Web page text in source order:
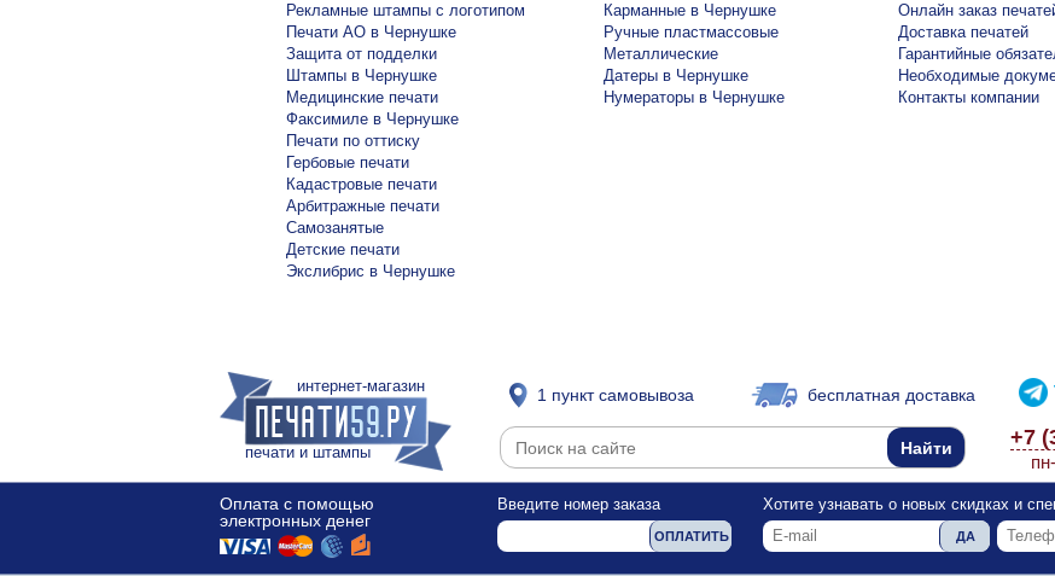
Рекламные штампы с логотипом
Печати АО в Чернушке
Защита от подделки
Штампы в Чернушке
Медицинские печати
Факсимиле в Чернушке
Печати по оттиску
Гербовые печати
Кадастровые печати
Арбитражные печати
Самозанятые
Детские печати
Экслибрис в Чернушке
Карманные в Чернушке
Ручные пластмассовые
Металлические
Датеры в Чернушке
Нумераторы в Чернушке
Онлайн заказ
Доставка печатей
Гарантийные
Необходимые
Контакты компании
интернет-магазин
печати и штампы
1 пункт самовывоза бесплатная доставка
+7
Оплата с помощью
электронных денег
Введите номер заказа Хотите узнавать о новых скидках и